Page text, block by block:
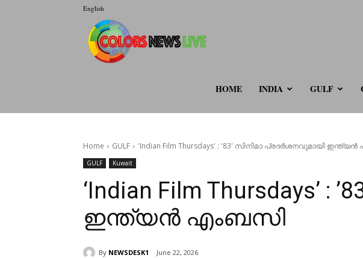
English
HOME INDIA GULF
Home GULF 'Indian Film Thursdays' : '83' സിനിമാ പ്രദർശനവുമായി
GULF Kuwait
‘Indian Film Thursdays’
ഇന്ത്യൻ എംബസി
By NEWSDESK1 June 22, 2026